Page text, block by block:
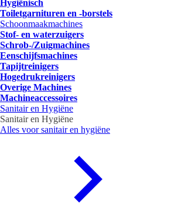
Hygiënisch
Toiletgarnituren en -borstels
Schoonmaakmachines
Stof- en waterzuigers
Schrob-/Zuigmachines
Eenschijfsmachines
Tapijtreinigers
Hogedrukreinigers
Overige Machines
Machineaccessoires
Sanitair en Hygiëne
Sanitair en Hygiëne
Alles voor sanitair en hygiëne